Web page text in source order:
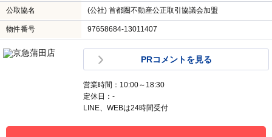
公取協名 (公社) 首都圏不動産公正取引協議会加盟
物件番号 97658684-13011407
PRコメントを見る
営業時間：10:00～18:30
定休日：-
LINE、WEBは24時間受付